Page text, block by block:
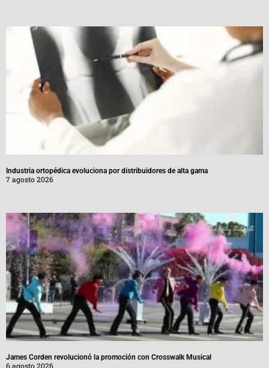
Industria ortopédica evoluciona por distribuidores de alta gama
7 agosto 2026
James Corden revolucionó la promoción con Crosswalk Musical
6 agosto 2026